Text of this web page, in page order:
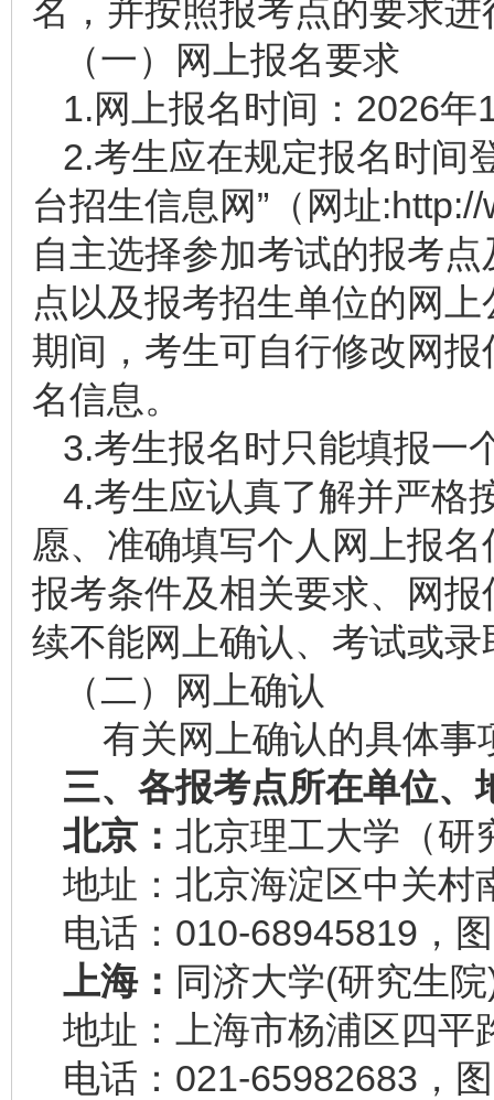
名，并按照报考点的要求
（一）网上报名要求
1.网上报名时间：2026
2.考生应在规定报名时间
台招生信息网”（网址
自主选择参加考试的报考
点以及报考招生单位的网
期间，考生可自行修改网
名信息。
3.考生报名时只能填报一
4.考生应认真了解并严格
愿、准确填写个人网上报
报考条件及相关要求、网
续不能网上确认、考试或
（二）网上确认
有关网上确认的具体
三、各报考点所在单位、
北京： 北京理工大学（
地址：北京海淀区中关村
电话：010-68945819，
上海： 同济大学(研究生
地址：上海市杨浦区四平
电话：021-65982683，